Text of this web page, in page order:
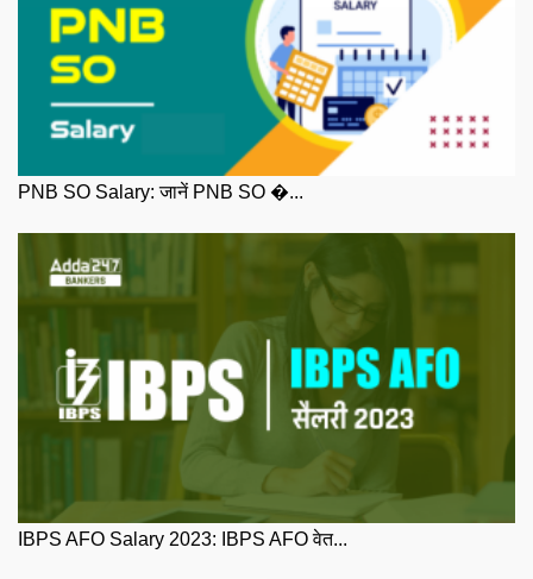
PNB SO Salary: जानें PNB SO �...
IBPS AFO Salary 2023: IBPS AFO वेत...